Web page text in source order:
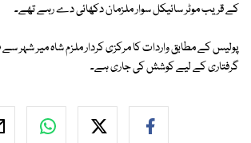
کے قریب موٹر سائیکل سوار ملزمان دکھائی دے رہے تھے۔
پولیس کے مطابق واردات کا مرکزی کردار ملزم شاہ میر شہر
گرفتاری کے لیے کوشش کی جاری ہے۔